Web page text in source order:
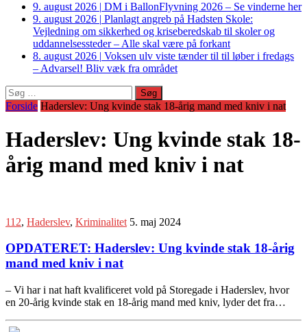
9. august 2026 | DM i BallonFlyvning 2026 – Se vinderne her
9. august 2026 | Planlagt angreb på Hadsten Skole:
Vejledning om sikkerhed og kriseberedskab til skoler og
uddannelsessteder – Alle skal være på forkant
8. august 2026 | Voksen ulv viste tænder til til løber i fredags
– Advarsel! Bliv væk fra området
Søg
efter:
Forside Haderslev: Ung kvinde stak 18-årig mand med kniv i nat
Haderslev: Ung kvinde stak 18-
årig mand med kniv i nat
112, Haderslev, Kriminalitet 5. maj 2024
OPDATERET: Haderslev: Ung kvinde stak 18-årig
mand med kniv i nat
– Vi har i nat haft kvalificeret vold på Storegade i Haderslev, hvor
en 20-årig kvinde stak en 18-årig mand med kniv, lyder det fra…